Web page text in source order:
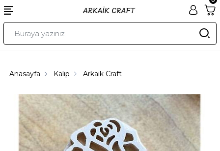
Anasayfa Kalıp Arkaik Craft